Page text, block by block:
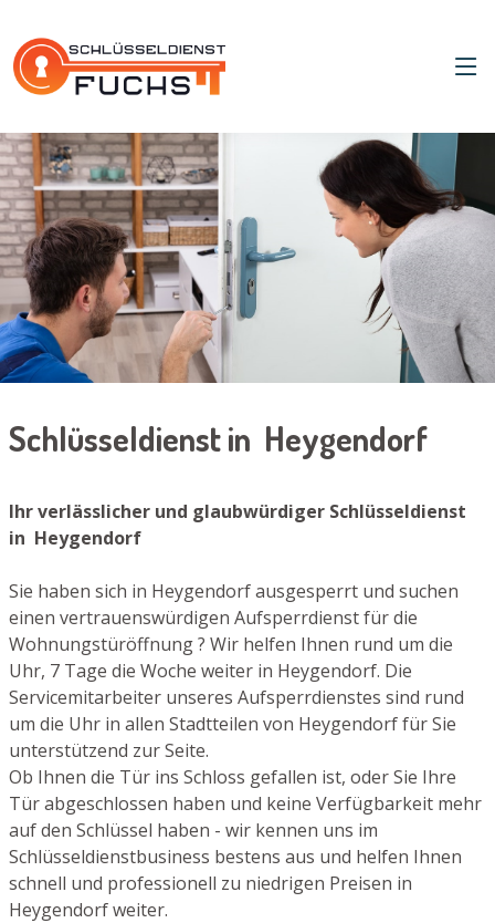
Schlüsseldienst in Heygendorf
Ihr verlässlicher und glaubwürdiger Schlüsseldienst
in Heygendorf
Sie haben sich in Heygendorf ausgesperrt und suchen
einen vertrauenswürdigen Aufsperrdienst für die
Wohnungstüröffnung ? Wir helfen Ihnen rund um die
Uhr, 7 Tage die Woche weiter in Heygendorf. Die
Servicemitarbeiter unseres Aufsperrdienstes sind rund
um die Uhr in allen Stadtteilen von Heygendorf für Sie
unterstützend zur Seite.
Ob Ihnen die Tür ins Schloss gefallen ist, oder Sie Ihre
Tür abgeschlossen haben und keine Verfügbarkeit mehr
auf den Schlüssel haben - wir kennen uns im
Schlüsseldienstbusiness bestens aus und helfen Ihnen
schnell und professionell zu niedrigen Preisen in
Heygendorf weiter.